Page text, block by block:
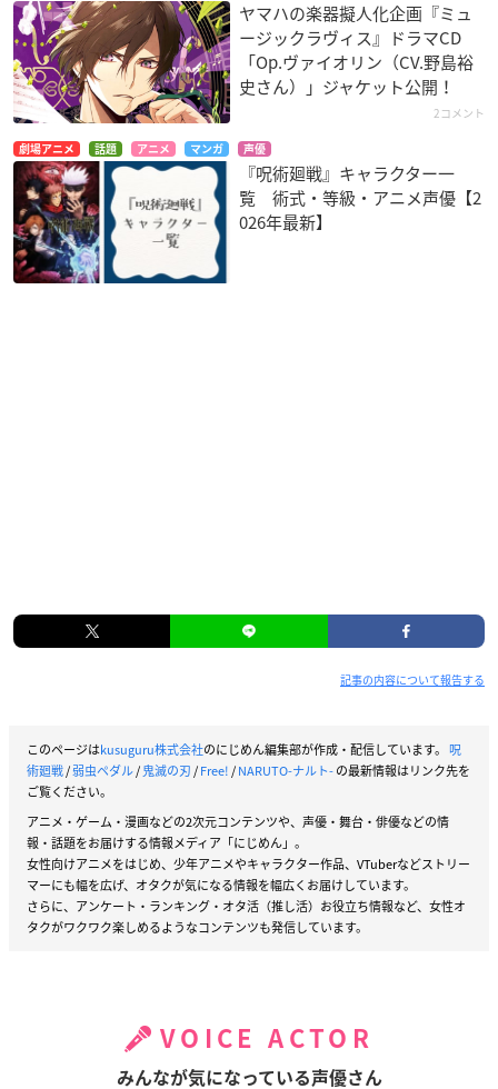
ヤマハの楽器擬人化企画『ミュ
ージックラヴィス』ドラマCD
「Op.ヴァイオリン（CV.野島裕
史さん）」ジャケット公開！
2コメント
劇場アニメ 話題 アニメ マンガ 声優
『呪術廻戦』キャラクター一
覧 術式・等級・アニメ声優【2
026年最新】
記事の内容について報告する
このページはkusuguru株式会社のにじめん編集部が作成・配信しています。 呪
術廻戦/弱虫ペダル/鬼滅の刃/Free!/NARUTO-ナルト-の最新情報はリンク先を
ご覧ください。
アニメ・ゲーム・漫画などの2次元コンテンツや、声優・舞台・俳優などの情
報・話題をお届けする情報メディア「にじめん」。
女性向けアニメをはじめ、少年アニメやキャラクター作品、VTuberなどストリー
マーにも幅を広げ、オタクが気になる情報を幅広くお届けしています。
さらに、アンケート・ランキング・オタ活（推し活）お役立ち情報など、女性オ
タクがワクワク楽しめるようなコンテンツも発信しています。
VOICE ACTOR
みんなが気になっている声優さん